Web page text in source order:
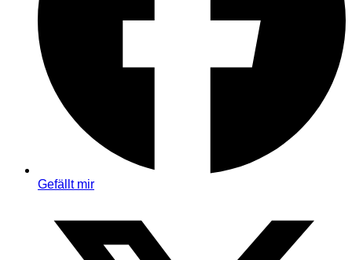
Gefällt mir